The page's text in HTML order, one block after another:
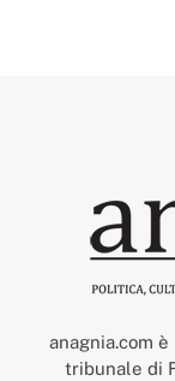
anagnia.com
tribunale di